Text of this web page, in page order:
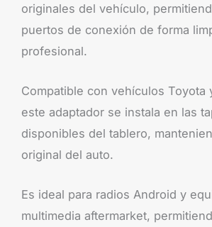
originales del vehículo,
puertos de conexión de forma
profesional.
Compatible con vehículos Toyota
este adaptador se instala en las
disponibles del tablero,
original del auto.
Es ideal para radios Android y
multimedia aftermarket,